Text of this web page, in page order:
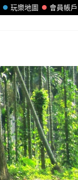
會員帳戶
玩樂地圖